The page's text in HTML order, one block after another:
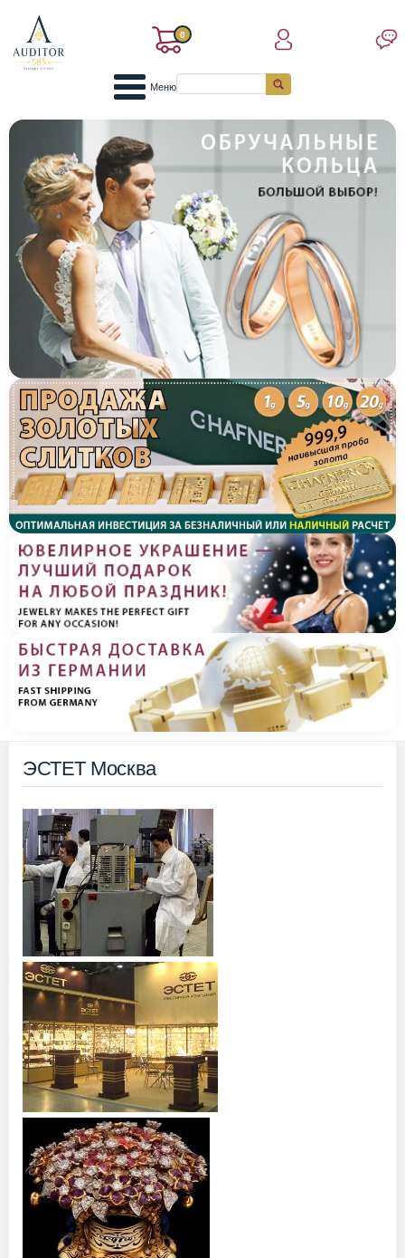
0
Меню
ЭСТЕТ Москва